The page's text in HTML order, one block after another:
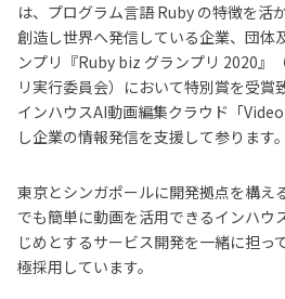
は、プログラム言語 Ruby の特徴を活
創造し世界へ発信している企業、団体
ンプリ『Ruby biz グランプリ 2020』
リ実行委員会）において特別賞を受賞
インハウスAI動画編集クラウド「
し企業の情報発信を支援して参ります。
東京とシンガポールに開発拠点を構え
でも簡単に動画を活用できるインハウ
じめとするサービス開発を一緒に担っ
極採用しています。